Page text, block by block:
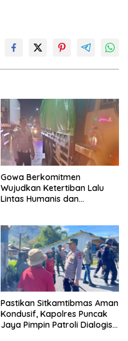
Gowa Berkomitmen
Wujudkan Ketertiban Lalu
Lintas Humanis dan
Pastikan Sitkamtibmas Aman
Kondusif, Kapolres Puncak
Jaya Pimpin Patroli Dialogis